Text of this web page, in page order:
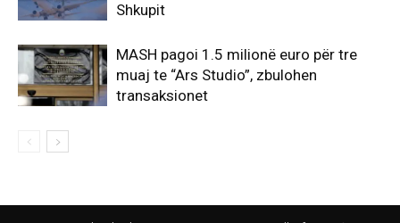
Shkupit
MASH pagoi 1.5 milionë euro për tre
muaj te “Ars Studio”, zbulohen
transaksionet